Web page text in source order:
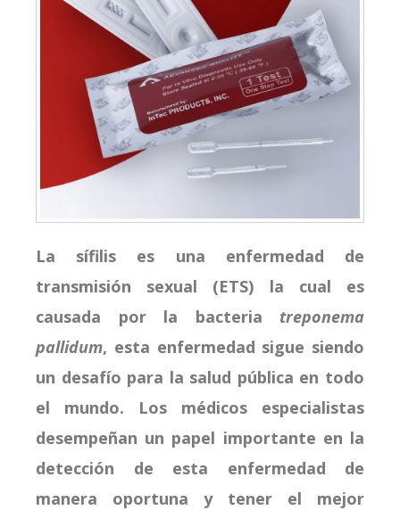
La sífilis es una enfermedad de
transmisión sexual (ETS) la cual es
causada por la bacteria treponema
pallidum, esta enfermedad sigue siendo
un desafío para la salud pública en todo
el mundo. Los médicos especialistas
desempeñan un papel importante en la
detección de esta enfermedad de
manera oportuna y tener el mejor